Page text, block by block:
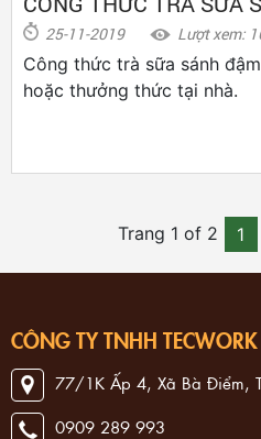
25-11-2019 Lượt xem:
Công thức trà sữa sánh
hoặc thưởng thức tại nhà.
Trang 1 of 2 1
CÔNG TY TNHH TECWORK
77/1K Ấp 4, Xã Bà Điểm,
0909 289 993